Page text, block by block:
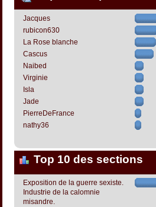
Jacques
rubicon630
La Rose blanche
Cascus
Naibed
Virginie
Isla
Jade
PierreDeFrance
nathy36
Top 10 des sections
Exposition de la guerre sexiste.
Industrie de la calomnie
misandre.